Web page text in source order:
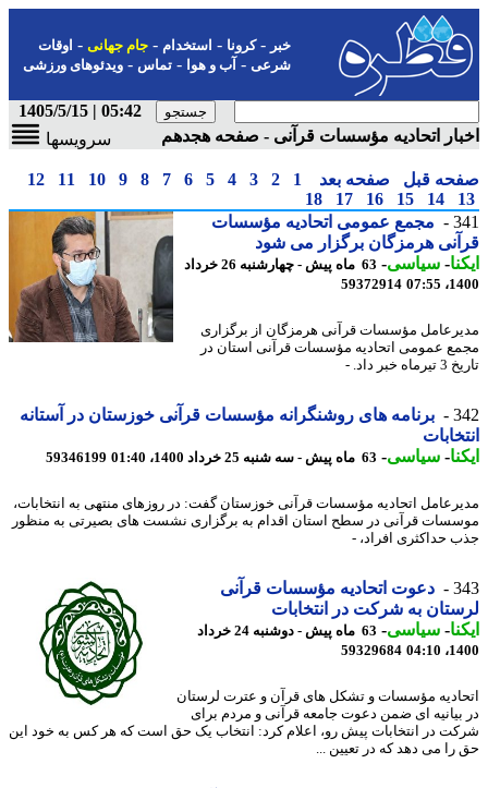
-کرونا-استخدام- جام جهانی-اوقات
شرعی-آب و هوا-تماس-ویدئوهای ورزشی
05:42 | 1405/5/15
اتحادیه مؤسسات قرآنی - صفحه هجدهم
سرویسها
قبل صفحه بعد 1
2
3
4
5
6
7
8
9
10
11
12
14
15
16
17
18
مجمع عمومی اتحادیه مؤسسات
هرمزگان برگزار می شود
-سیاسی-
63 ماه پیش - چهارشنبه 26 خرداد
59372914
مؤسسات قرآنی هرمزگان از برگزاری
عمومی اتحادیه مؤسسات قرآنی استان در
خبر داد. -
برنامه های روشنگرانه مؤسسات قرآنی خوزستان در آستانه
-سیاسی-63 ماه پیش - سه شنبه 25 خرداد 1400، 01:40 59346199
اتحادیه مؤسسات قرآنی خوزستان گفت: در روزهای منتهی به انتخابات،
قرآنی در سطح استان اقدام به برگزاری نشست های بصیرتی به منظور
حداکثری افراد، -
دعوت اتحادیه مؤسسات قرآنی
به شرکت در انتخابات
-سیاسی-
63 ماه پیش - دوشنبه 24 خرداد
59329684
مؤسسات و تشکل های قرآن و عترت لرستان
ای ضمن دعوت جامعه قرآنی و مردم برای
در انتخابات پیش رو، اعلام کرد: انتخاب یک حق است که هر کس به خود این
می دهد که در تعیین ...